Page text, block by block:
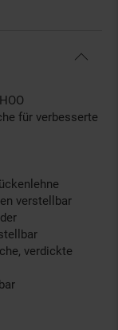
für verbesserte
verstellbar
verdickte